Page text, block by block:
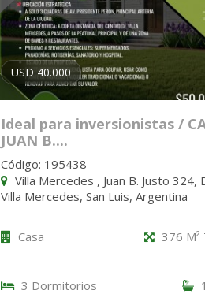
USD 40.000
Ideal para inversionistas /
JUAN B....
Código: 195438
Villa Mercedes , Juan B. Justo 324,
Villa Mercedes, San Luis, Argentina
Casa 376
3 Dormitorios